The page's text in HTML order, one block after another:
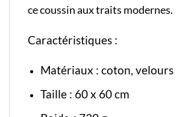
ce coussin aux traits modernes.
Caractéristiques :
Matériaux : coton, velours
Taille : 60 x 60 cm